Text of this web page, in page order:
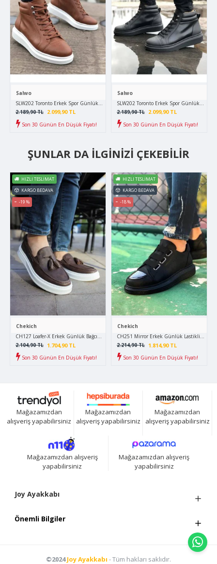
Salwo
SLW202 Toronto Erkek Spor Günlük Bağcıklı Cilt Bot CBT - Taba
2.099,90 TL
2.189,90 TL
Son 30 Günün En Düşük Fiyatı!
Salwo
SLW202 Toronto Erkek Spor Günlük
2.099,90 TL
2.189,90 TL
Son 30 Günün En Düşük Fiyatı!
ŞUNLAR DA İLGINIZI ÇEKEBILIR
HIZLI TESLIMAT
KARGO BEDAVA
-19 %
Chekich
CH127 Loafer-X Erkek Günlük Bağcıksız Corcik Cilt Klasik Ayakkabı CBT - Kahverengi
1.704,90 TL
2.104,90 TL
Son 30 Günün En Düşük Fiyatı!
HIZLI TESLIMAT
KARGO BEDAVA
-18 %
Chekich
CH251 Mirror Erkek Günlük Lastikli Cilt
1.814,90 TL
2.214,90 TL
Son 30 Günün En Düşük Fiyatı!
Mağazamızdan
alışveriş yapabilirsiniz
Mağazamızdan
alışveriş yapabilirsiniz
Mağazamızdan
alışveriş yapabilirsiniz
Mağazamızdan alışveriş
yapabilirsiniz
Mağazamızdan alışveriş
yapabilirsiniz
Joy Ayakkabı
Önemli Bilgiler
©2024Joy Ayakkabı - Tüm hakları saklıdır.